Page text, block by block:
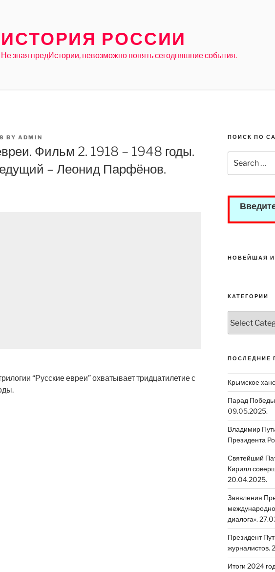
ИСТОРИЯ РОССИИ
Не зная предИстории, невозможно понять сегодняшние события.
BY ADMIN
Фильм 2. 1918 – 1948 годы.
– Леонид Парфёнов.
“Русские евреи” охватывает тридцатилетие с
ПОИСК ПО
for:
НОВЕЙШАЯ
КАТЕГОРИИ
ПОСЛЕДНИЕ
Крымское
Парад
09.05.2025.
Владимир
Президента
Святейший
Кирилл
20.04.2025.
Заявления
диалога».
Президент
журналистов.
Итоги 2024